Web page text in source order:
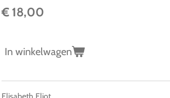
€ 18,00
In winkelwagen